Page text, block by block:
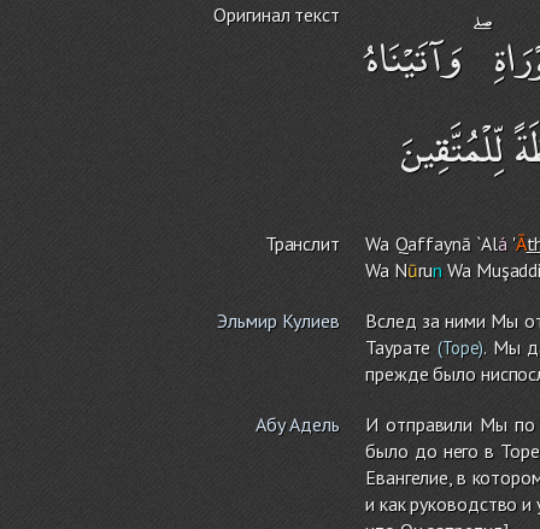
Оригинал текст
وَآتَيْنَاهُ
لِّلْمُتَّقِينَ
Транслит Wa Qaffaynā `Alá 'Ā
Wa Nūrun Wa
Эльмир Кулиев
Вслед за ними Мы
Таурате (Торе). Мы
прежде было
Абу Адель
И отправили Мы по
было до него в
Евангелие, в
и как руководство